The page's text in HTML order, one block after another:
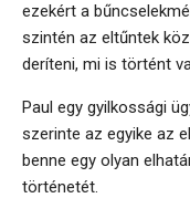
ezekért a
szintén az eltűntek
deríteni, mi is történt
Paul egy gyilkossági
szerinte az egyike az
benne egy olyan
történetét.